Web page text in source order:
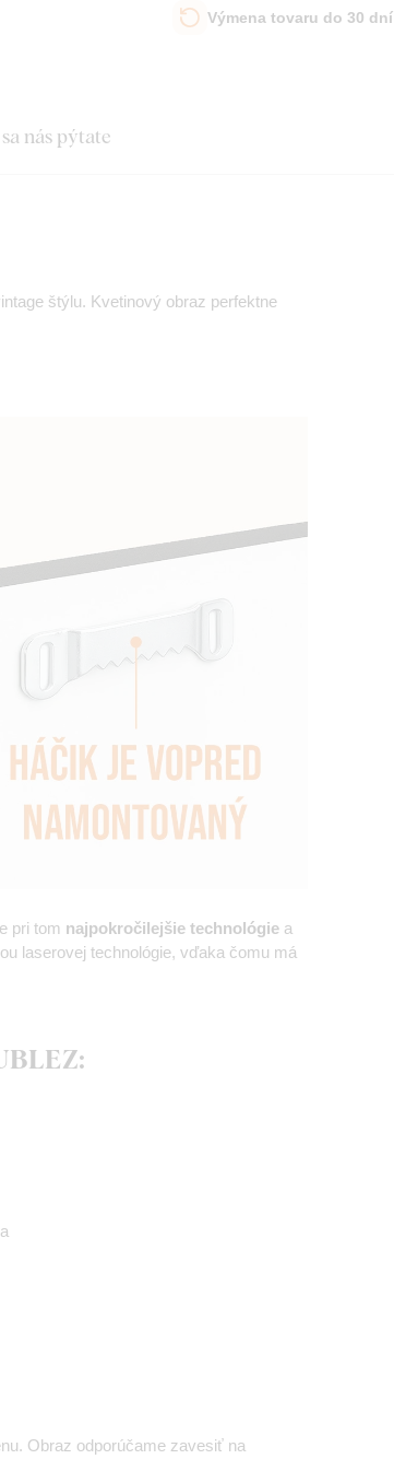
Výmena tovaru do 30 dní
nás pýtate
štýlu. Kvetinový obraz perfektne
pri tom najpokročilejšie technológie a
laserovej technológie, vďaka čomu má
Obraz odporúčame zavesiť na